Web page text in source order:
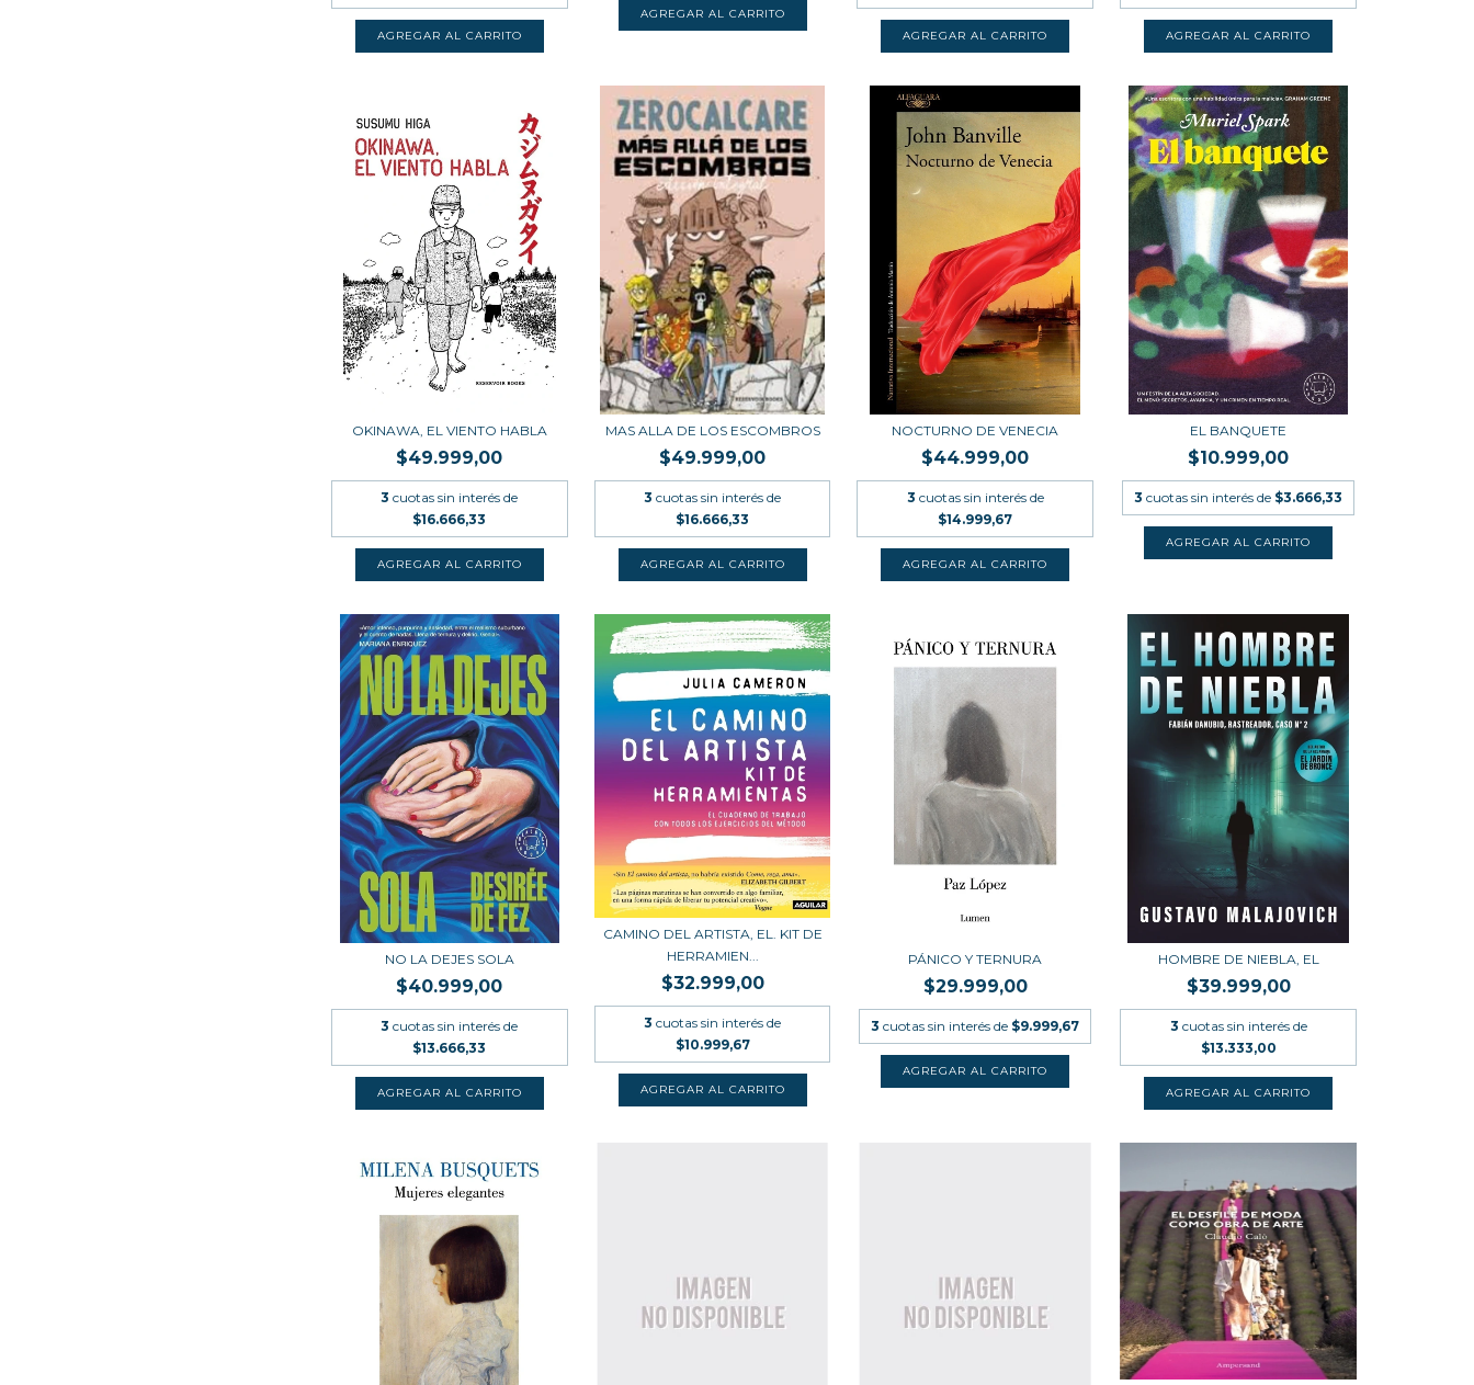
OKINAWA, EL VIENTO HABLA
$49.999,00
3 cuotas sin interés de
$16.666,33
MAS ALLA DE LOS ESCOMBROS
$49.999,00
3 cuotas sin interés de
$16.666,33
NOCTURNO DE VENECIA
$44.999,00
3 cuotas sin interés de
$14.999,67
EL BANQUETE
$10.999,00
3 cuotas sin interés de $3.666,33
NO LA DEJES SOLA
$40.999,00
3 cuotas sin interés de
$13.666,33
CAMINO DEL ARTISTA, EL. KIT DE
HERRAMIEN...
$32.999,00
3 cuotas sin interés de
$10.999,67
PÁNICO Y TERNURA
$29.999,00
3 cuotas sin interés de $9.999,67
HOMBRE DE NIEBLA, EL
$39.999,00
3 cuotas sin interés de
$13.333,00